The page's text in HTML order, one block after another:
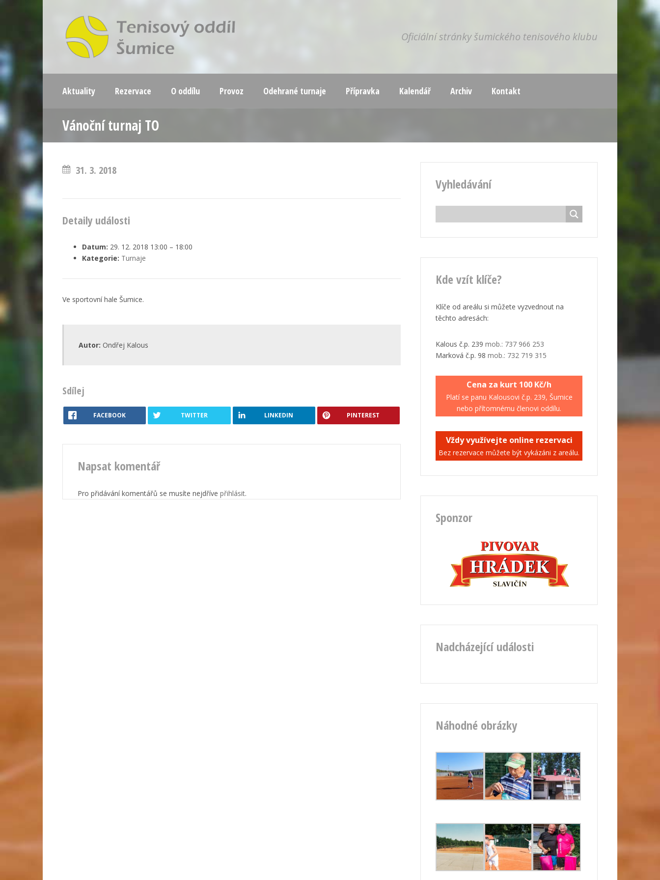
Oficiální stránky šumického tenisového klubu
Aktuality Rezervace O oddílu Provoz Odehrané turnaje Přípravka Kalendář Archiv Kontakt
Vánoční turnaj TO
31. 3. 2018
Detaily události
Datum: 29. 12. 2018 13:00 – 18:00
Kategorie: Turnaje
Ve sportovní hale Šumice.
Autor: Ondřej Kalous
Sdílej
FACEBOOK TWITTER LINKEDIN PINTEREST
Napsat komentář
Pro přidávání komentářů se musíte nejdříve přihlásit.
Vyhledávání
Kde vzít klíče?
Klíče od areálu si můžete vyzvednout na
těchto adresách:
Kalous č.p. 239 mob.: 737 966 253
Marková č.p. 98 mob.: 732 719 315
Cena za kurt 100 Kč/h
Platí se panu Kalousovi č.p. 239, Šumice
nebo přítomnému členovi oddílu.
Vždy využívejte online rezervaci
Bez rezervace můžete být vykázáni z areálu.
Sponzor
Nadcházející události
Náhodné obrázky